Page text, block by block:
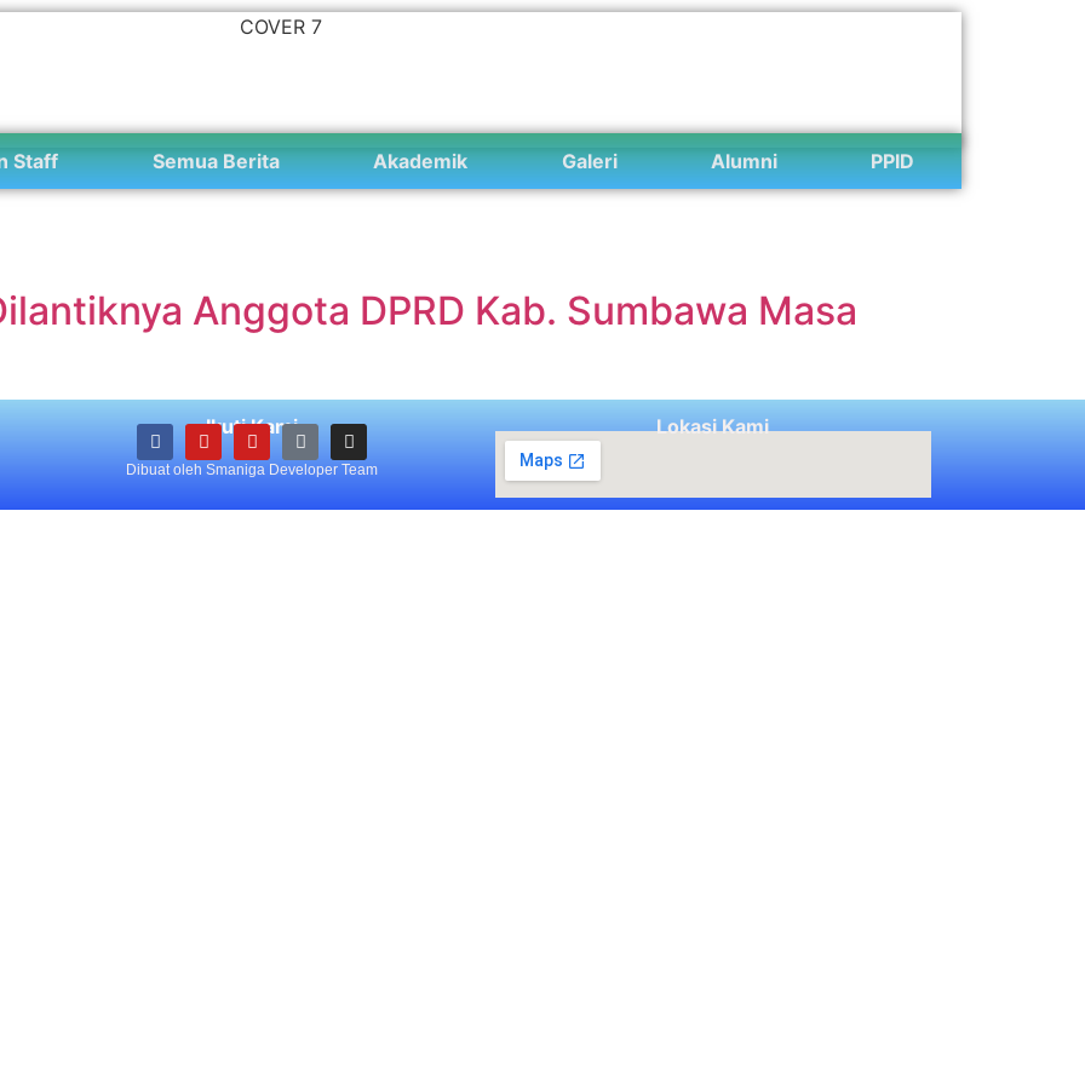
Staff Semua Berita Akademik Galeri Alumni PPID
Anggota DPRD Kab. Sumbawa Masa
Ikuti Kami
Dibuat oleh Smaniga Developer Team
Lokasi Kami